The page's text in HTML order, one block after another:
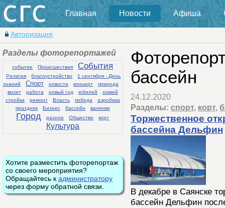
Главная Новости Афиша
Авторизация
Разделы фоторепортажей
событие Происшествия События
Религия благоустройство
1 сентября - День
знаний
Спорт новости концерт
природа
визит
работа новый год юбилей
хоккей
стройка
ремонт Власть победа
аэробика
праздник
Бизнес бассейн валенки
Город разное Общество корт
Культура
Хотите разместить фоторепортаж
со своего мероприятия?
Обращайтесь к администратору
через форму обратной связи.
бассейн
24.12.2020
Разделы: спорт, корт,
Торжественное
бассейна Дельфин
В декабре в Саянске
бассейн Дельфин